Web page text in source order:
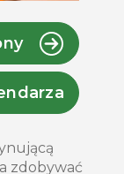
zdobywać